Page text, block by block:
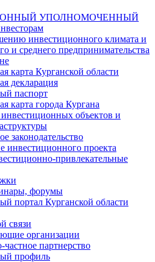
УПОЛНОМОЧЕННЫЙ
инвестиционного климата и
и среднего предпринимательства
карта Курганской области
декларация
паспорт
карта города Кургана
объектов и
законодательство
инвестиционного проекта
привлекательные
форумы
портал Курганской области
связи
организации
партнерство
профиль